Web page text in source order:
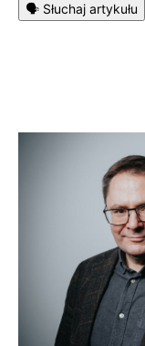
🗣️ Słuchaj artykułu